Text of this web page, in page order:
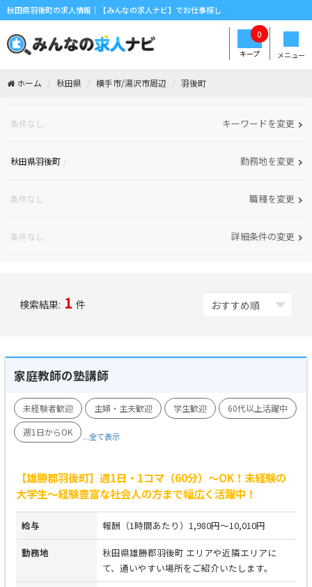
秋田県羽後町の求人情報｜【みんなの求人ナビ】でお仕事探し
メニュー
キープ
0
ホーム 秋田県 横手市/湯沢市周辺 羽後町
条件なし キーワードを変更
秋田県羽後町 勤務地を変更
条件なし 職種を変更
条件なし 詳細条件の変更
検索結果: 1 件
家庭教師の塾講師
未経験者歓迎 主婦・主夫歓迎 学生歓迎
60代以上活躍中
週1日からOK
...全て表示
【雄勝郡羽後町】週1日・1コマ（60分）～OK！未経験の
大学生～経験豊富な社会人の方まで幅広く活躍中！
給与 報酬（1時間あたり）1,980円～10,010円
勤務地
秋田県雄勝郡羽後町 エリアや近隣エリアに
て、通いやすい場所をご紹介いたします。